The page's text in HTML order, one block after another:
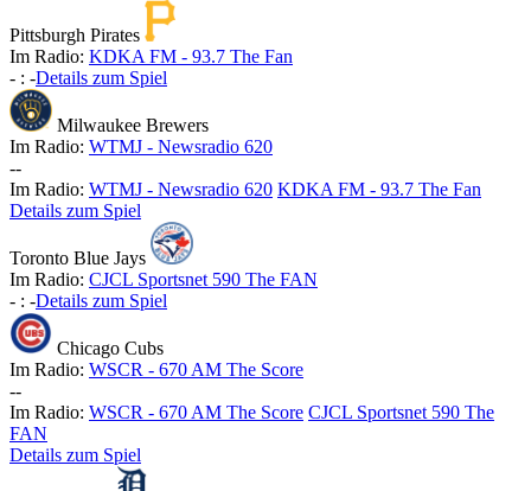
Pittsburgh Pirates
Im Radio: KDKA FM - 93.7 The Fan
- : -Details zum Spiel
Milwaukee Brewers
Im Radio: WTMJ - Newsradio 620
--
Im Radio: WTMJ - Newsradio 620 KDKA FM - 93.7 The Fan
Details zum Spiel
Toronto Blue Jays
Im Radio: CJCL Sportsnet 590 The FAN
- : -Details zum Spiel
Chicago Cubs
Im Radio: WSCR - 670 AM The Score
--
Im Radio: WSCR - 670 AM The Score CJCL Sportsnet 590 The
FAN
Details zum Spiel